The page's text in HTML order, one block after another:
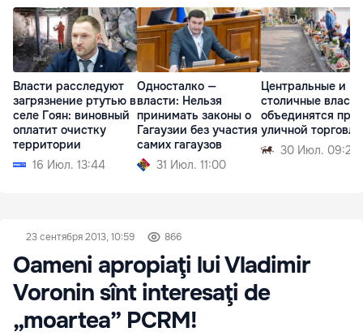
Власти расследуют
загрязнение ртутью в
селе Гоян: виновный
оплатит очистку
территории
16 Июл. 13:44
Односталко —
власти: Нельзя
принимать законы о
Гагаузии без участия
самих гагаузов
31 Июл. 11:00
Центральные и
столичные власти
объединятся
уличной торговли
30 Июл. 09:21
23 сентября 2013, 10:59 866
Oameni apropiaţi lui Vladimir
Voronin sînt interesaţi de
„moartea” PCRM!